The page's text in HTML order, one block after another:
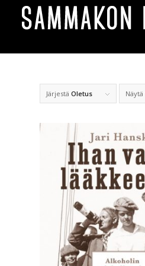
Järjestä Oletus Näytä